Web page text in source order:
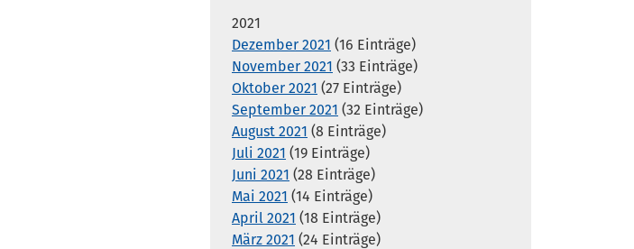
2021
Dezember 2021 (16 Einträge)
November 2021 (33 Einträge)
Oktober 2021 (27 Einträge)
September 2021 (32 Einträge)
August 2021 (8 Einträge)
Juli 2021 (19 Einträge)
Juni 2021 (28 Einträge)
Mai 2021 (14 Einträge)
April 2021 (18 Einträge)
März 2021 (24 Einträge)